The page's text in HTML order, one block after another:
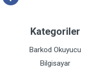
Kategoriler
Barkod Okuyucu
Bilgisayar